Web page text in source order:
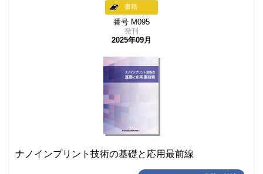
書籍
番号 M095
発刊
2025年09月
ナノインプリント技術の基礎と応用最前線